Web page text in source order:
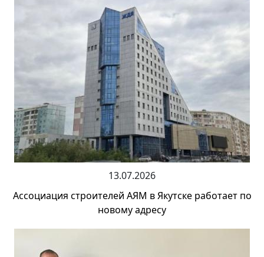
13.07.2026
Ассоциация строителей АЯМ в Якутске работает по
новому адресу